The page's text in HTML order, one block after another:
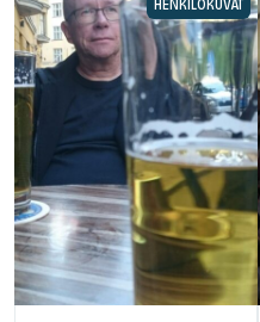
HENKILÖKUVAT